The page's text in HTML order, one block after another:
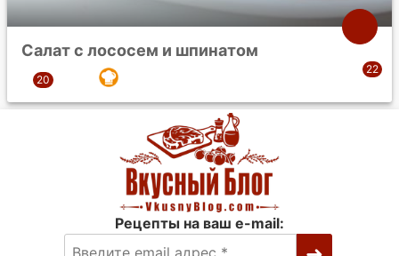
Салат с лососем и шпинатом
Рецепты на ваш e-mail: